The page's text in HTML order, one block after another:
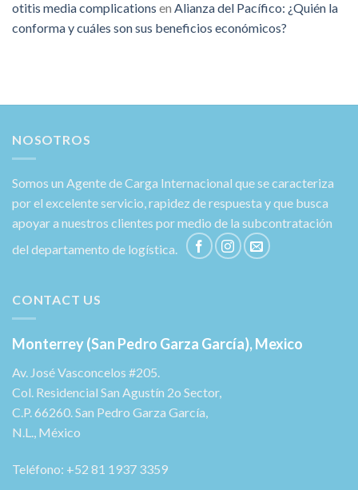
otitis media complications en Alianza del Pacífico: ¿Quién la
conforma y cuáles son sus beneficios económicos?
NOSOTROS
Somos un Agente de Carga Internacional que se caracteriza
por el excelente servicio, rapidez de respuesta y que busca
apoyar a nuestros clientes por medio de la subcontratación
del departamento de logística.
CONTACT US
Monterrey (San Pedro Garza García), Mexico
Av. José Vasconcelos #205.
Col. Residencial San Agustín 2o Sector,
C.P. 66260. San Pedro Garza García,
N.L., México
Teléfono: +52 81 1937 3359